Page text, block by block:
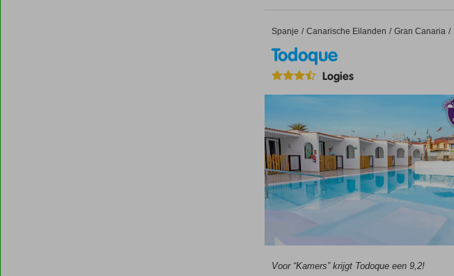
Home
Spanje Canarische Eilanden Gran Canaria
Todoque
Todoque
Logies
Voor “Kamers” krijgt Todoque een 9,2!